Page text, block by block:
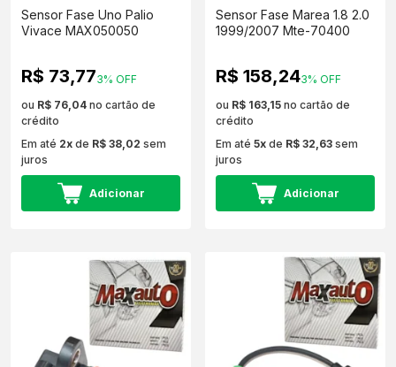
Sensor Fase Uno Palio
Vivace MAX050050
R$ 73,773% OFF
ou R$ 76,04 no cartão de
crédito
Em até 2x de R$ 38,02 sem
juros
Adicionar
Sensor Fase Marea 1.8 2.0
1999/2007 Mte-70400
R$ 158,243% OFF
ou R$ 163,15 no cartão de
crédito
Em até 5x de R$ 32,63 sem
juros
Adicionar